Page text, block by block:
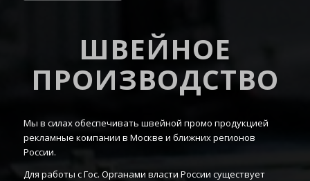
ШВЕЙНОЕ
ПРОИЗВОДСТВО
Мы в силах обеспечивать швейной промо продукцией
рекламные компании в Москве и ближних регионов
России.
Для работы с Гос. Органами власти России существует